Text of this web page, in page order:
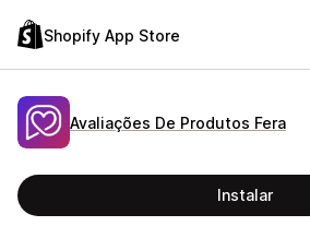
Shopify App Store
Avaliações De Produtos Fera
Instalar